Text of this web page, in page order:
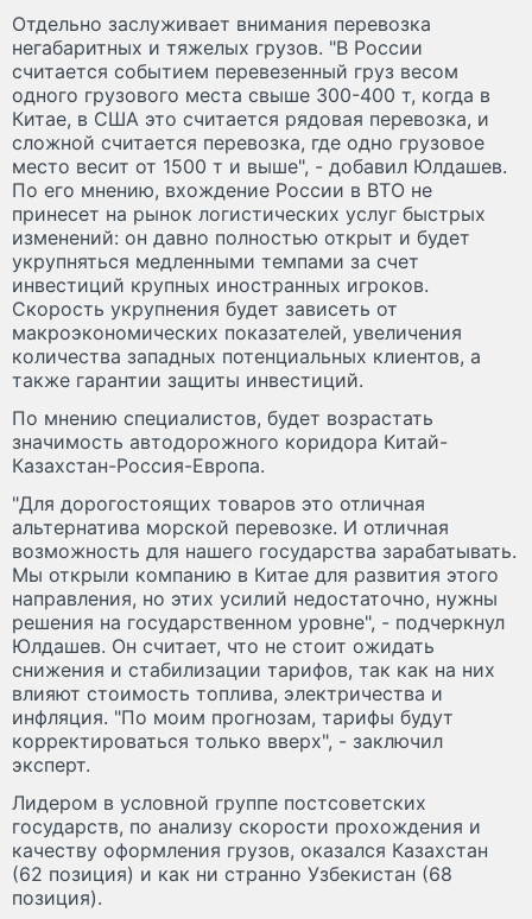
Отдельно заслуживает внимания перевозка
негабаритных и тяжелых грузов. "В России
считается событием перевезенный груз весом
одного грузового места свыше 300-400 т, когда в
Китае, в США это считается рядовая перевозка, и
сложной считается перевозка, где одно грузовое
место весит от 1500 т и выше", - добавил Юлдашев.
По его мнению, вхождение России в ВТО не
принесет на рынок логистических услуг быстрых
изменений: он давно полностью открыт и будет
укрупняться медленными темпами за счет
инвестиций крупных иностранных игроков.
Скорость укрупнения будет зависеть от
макроэкономических показателей, увеличения
количества западных потенциальных клиентов, а
также гарантии защиты инвестиций.
По мнению специалистов, будет возрастать
значимость автодорожного коридора Китай-
Казахстан-Россия-Европа.
"Для дорогостоящих товаров это отличная
альтернатива морской перевозке. И отличная
возможность для нашего государства зарабатывать.
Мы открыли компанию в Китае для развития этого
направления, но этих усилий недостаточно, нужны
решения на государственном уровне", - подчеркнул
Юлдашев. Он считает, что не стоит ожидать
снижения и стабилизации тарифов, так как на них
влияют стоимость топлива, электричества и
инфляция. "По моим прогнозам, тарифы будут
корректироваться только вверх", - заключил
эксперт.
Лидером в условной группе постсоветских
государств, по анализу скорости прохождения и
качеству оформления грузов, оказался Казахстан
(62 позиция) и как ни странно Узбекистан (68
позиция).